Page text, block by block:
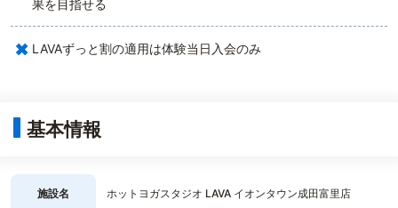
果を目指せる
× LAVAずっと割の適用は体験当日入会のみ
基本情報
施設名 ホットヨガスタジオ LAVA イオンタウン成田富里店